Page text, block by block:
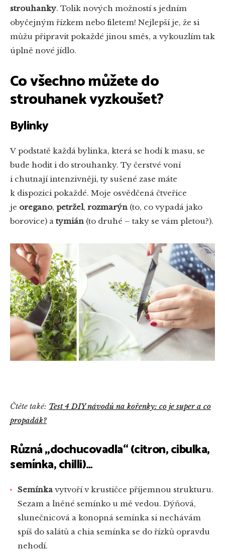
strouhanky. Tolik nových možností s jedním
obyčejným řízkem nebo filetem! Nejlepší je, že si
můžu připravit pokaždé jinou směs, a vykouzlím tak
úplně nové jídlo.
Co všechno můžete do
strouhanek vyzkoušet?
Bylinky
V podstatě každá bylinka, která se hodí k masu, se
bude hodit i do strouhanky. Ty čerstvé voní
i chutnají intenzivněji, ty sušené zase máte
k dispozici pokaždé. Moje osvědčená čtveřice
je oregano, petržel, rozmarýn (to, co vypadá jako
borovice) a tymián (to druhé – taky se vám pletou?).
Čtěte také: Test 4 DIY návodů na kořenky: co je super a co
propadák?
Různá „dochucovadla“ (citron, cibulka,
semínka, chilli)…
Semínka vytvoří v krustičce příjemnou strukturu.
Sezam a lněné semínko u mě vedou. Dýňová,
slunečnicová a konopná semínka si nechávám
spíš do salátů a chia semínka se do řízků opravdu
nehodí.